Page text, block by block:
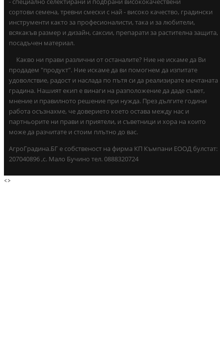
сортови семена, тревни смески с най - високо качество, градински
инструменти както за професионалисти, така и за любители,
всякакъв размер и дизайн, саксии, препарати за растителна защита,
посадъчен материал.
Какво ни прави различни от останалите? Ние не искаме да Ви
продадем "продукт". Ние искаме да ви помогнем да изпитате
удоволствие, радост и наслада по пътя си да реализирате мечтаната
градина. Нашият екип е винаги на разположение да даде съвет,
мнение и правилното решение при нужда. През дългите години
работа осъзнахме, че доверието което остава между нас и
партньорите ни прави и приятели, и съветници и хора на които
може да разчитате и стоим плътно до вас.
АгроГрадина.БГ е собственост на фирма КП Къмпани ЕООД булстат:
207040896 ,с. Мало Бучино тел. 0888320724
<>